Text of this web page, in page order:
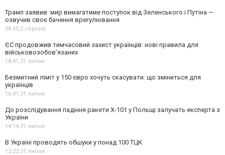
Трамп заявив: мир вимагатиме поступок від Зеленського і Путіна —
озвучив своє бачення врегулювання
08:55,2 серпня
ЄС продовжив тимчасовий захист українців: нові правила для
військовозобов’язаних
18:41,31 липня
Безмитний ліміт у 150 євро хочуть скасувати: що зміниться для
українців
16:41,31 липня
До розслідування падіння ракети Х-101 у Польщі залучать експерта з
України
14:14,31 липня
В Україні проводять обшуки у понад 100 ТЦК
12:22,31 липня